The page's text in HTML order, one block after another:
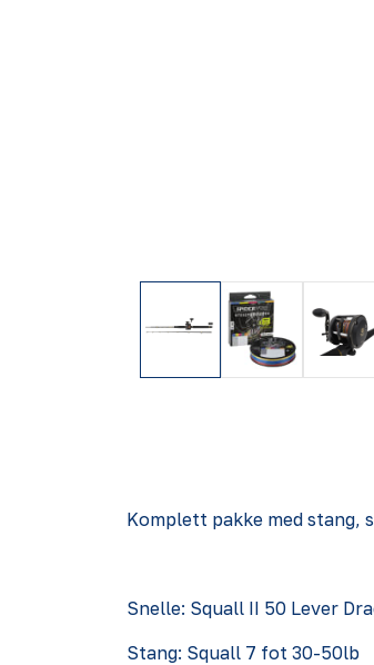
Komplett pakke med stang,
Snelle: Squall II 50 Lever
Stang: Squall 7 fot 30-50lb